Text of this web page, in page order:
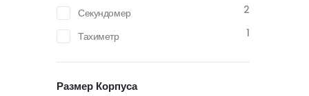
Секундомер
2
Тахиметр
1
Размер Корпуса